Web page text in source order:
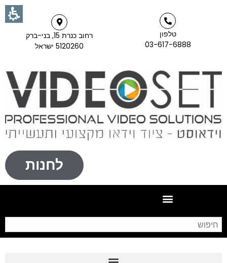
טלפון
03-617-6888
רחוב כנרת 15, בני-ברק
5120260 ישראל
לחנות